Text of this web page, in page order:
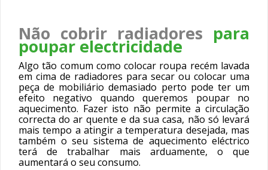
Não cobrir radiadores para
poupar electricidade
Algo tão comum como colocar roupa recém lavada
em cima de radiadores para secar ou colocar uma
peça de mobiliário demasiado perto pode ter um
efeito negativo quando queremos poupar no
aquecimento. Fazer isto não permite a circulação
correcta do ar quente e da sua casa, não só levará
mais tempo a atingir a temperatura desejada, mas
também o seu sistema de aquecimento eléctrico
terá de trabalhar mais arduamente, o que
aumentará o seu consumo.